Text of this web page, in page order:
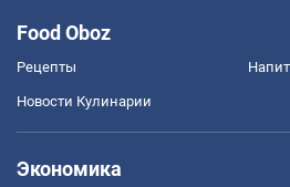
Food Oboz
Рецепты
Новости Кулинарии
Экономика